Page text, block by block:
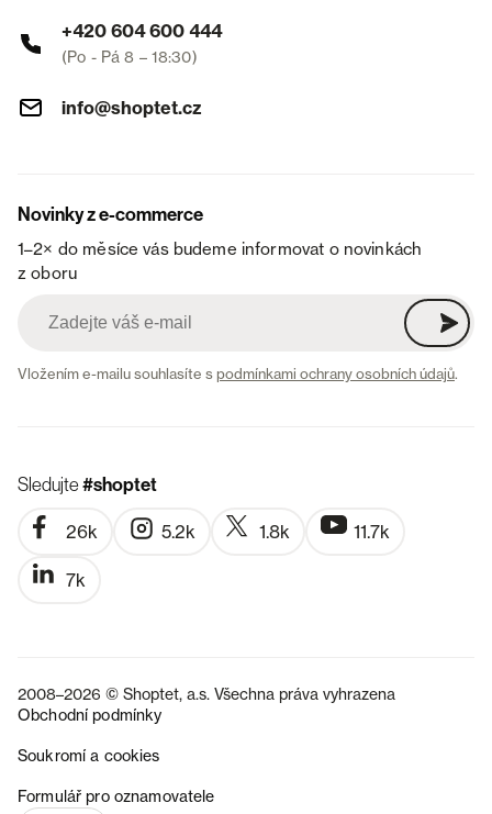
+420 604 600 444
(Po - Pá 8 – 18:30)
info@shoptet.cz
Novinky z e-commerce
1–2× do měsíce vás budeme informovat o novinkách
z oboru
Vložením e-mailu souhlasíte spodmínkami ochrany osobních údajů.
Sledujte#shoptet
26k 5.2k 1.8k 11.7k
7k
2008–2026 © Shoptet, a.s. Všechna práva vyhrazena
Obchodní podmínky
Soukromí a cookies
Formulář pro oznamovatele